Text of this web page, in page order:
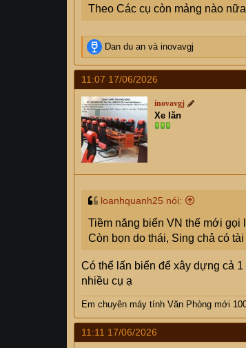
Theo Các cụ còn mảng nào
R
e
a
t
i
o
n
s
:
Dan du an và inovavgj
11:07 17/06/2026
inovavgj
Xe lăn
loanhquanh25 nói:
Tiềm năng biển VN thế mới gọi
Còn bọn do thái, Sing chả có
Có thể lấn biển để xây dựng cả
nhiều cụ ạ
Em chuyên máy tính Văn Phòng mới
11:11 17/06/2026